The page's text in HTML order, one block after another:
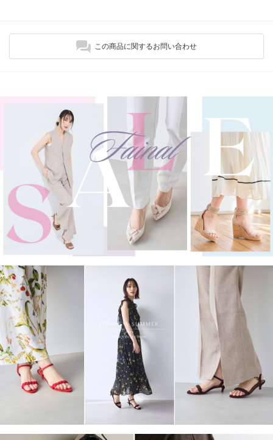
この商品に関するお問い合わせ